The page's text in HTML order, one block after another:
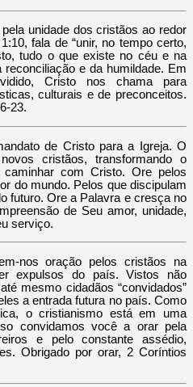
unidade dos cristãos ao redor
fala de “unir, no tempo certo,
tudo o que existe no céu e na
reconciliação e da humildade. Em
Cristo nos chama para
culturais e de preconceitos.
23.
de Cristo para a Igreja. O
cristãos, transformando o
com Cristo. Ore pelos
do mundo. Pelos que discipulam
futuro. Ore a Palavra e cresça no
de Seu amor, unidade,
serviço.
nos oração pelos cristãos na
expulsos do país. Vistos não
mesmo cidadãos “convidados”
a entrada futura no país. Como
o cristianismo está em uma
convidamos você a orar pela
e pelo constante assédio,
Obrigado por orar, 2 Coríntios